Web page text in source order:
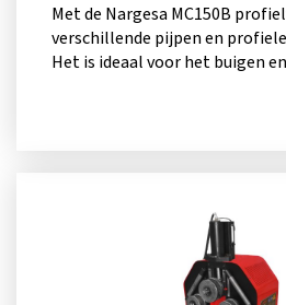
Met de Nargesa MC150B
verschillende pijpen en
Het is ideaal voor het buigen